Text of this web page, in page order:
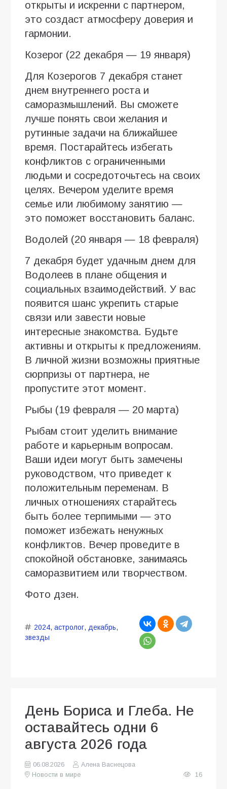
открыты и искренни с партнером,
это создаст атмосферу доверия и
гармонии.
Козерог (22 декабря — 19 января)
Для Козерогов 7 декабря станет
днем внутреннего роста и
саморазмышлений. Вы сможете
лучше понять свои желания и
рутинные задачи на ближайшее
время. Постарайтесь избегать
конфликтов с ограниченными
людьми и сосредоточьтесь на своих
целях. Вечером уделите время
семье или любимому занятию —
это поможет восстановить баланс.
Водолей (20 января — 18 февраля)
7 декабря будет удачным днем для
Водолеев в плане общения и
социальных взаимодействий. У вас
появится шанс укрепить старые
связи или завести новые
интересные знакомства. Будьте
активны и открыты к предложениям.
В личной жизни возможны приятные
сюрпризы от партнера, не
пропустите этот момент.
Рыбы (19 февраля — 20 марта)
Рыбам стоит уделить внимание
работе и карьерным вопросам.
Ваши идеи могут быть замечены
руководством, что приведет к
положительным переменам. В
личных отношениях старайтесь
быть более терпимыми — это
поможет избежать ненужных
конфликтов. Вечер проведите в
спокойной обстановке, занимаясь
саморазвитием или творчеством.
Фото дзен.
2024, астролог, декабрь,
звезды
День Бориса и Глеба. Не
оставайтесь одни 6
августа 2026 года
06.08.2026
Алена Васнецова
Новости в мире
16